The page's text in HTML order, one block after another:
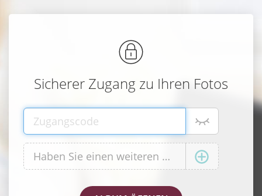
Sicherer Zugang zu Ihren Fotos